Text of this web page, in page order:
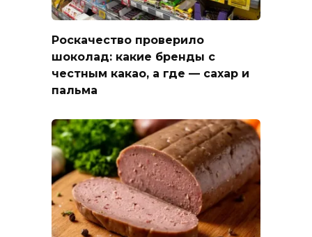
Роскачество проверило
шоколад: какие бренды с
честным какао, а где — сахар и
пальма